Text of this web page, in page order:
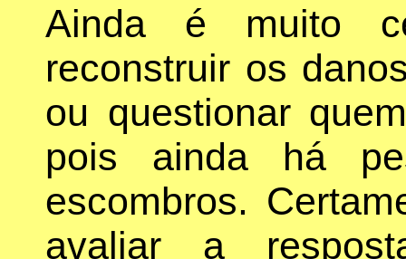
Ainda é muito
reconstruir os
ou questionar
pois ainda há
escombros.
avaliar a